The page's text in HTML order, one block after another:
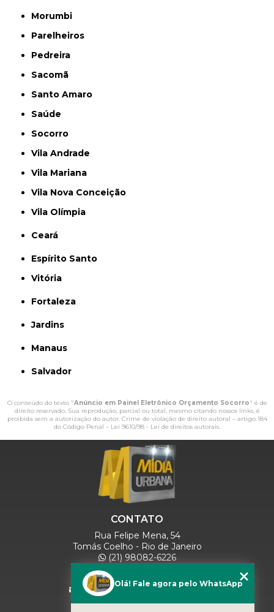
Morumbi
Parelheiros
Pedreira
Sacomã
Santo Amaro
Saúde
Socorro
Vila Andrade
Vila Mariana
Vila Nova Conceição
Vila Olímpia
Ceará
Espírito Santo
Vitória
Fortaleza
Jardins
Manaus
Salvador
O conteúdo do texto "Anúncio em Painel Eletrônico Orçamento Socorro" é de
direito reservado. Sua reprodução, parcial ou total, mesmo citando nossos links, é
proibida sem a autorização do autor. Crime de violação de direito autoral – artigo 184
do Código Penal – Lei 9610/98 - Lei de direitos autorais.
CONTATO
Rua Felipe Mena, 54
Tomás Coelho - Rio de Janeiro
(21) 98082-6226
(21) 97280-9600
(11) 93071-5918
comercialmidiaurbana@gmail.com
Olá! Fale agora pelo WhatsApp